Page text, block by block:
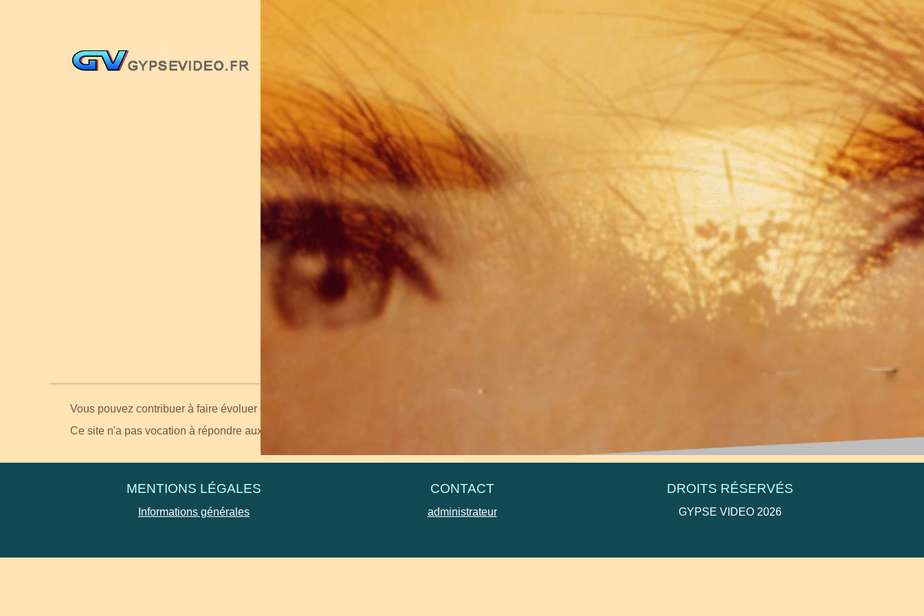
Vous pouvez contribuer à faire évoluer ce site en transmettant vos avis, vos attentes, vos suggestions à
Ce site n'a pas vocation à répondre aux demandes d'assistance technique.
MENTIONS LÉGALES
Informations générales
CONTACT
administrateur
DROITS RÉSERVÉS
GYPSE VIDEO 2026